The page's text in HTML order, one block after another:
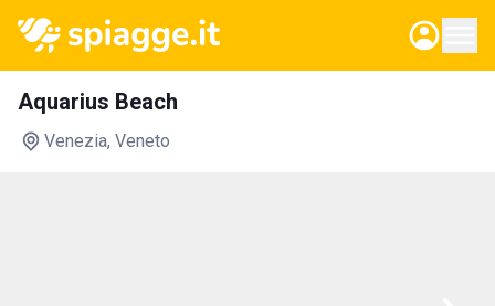
Aquarius Beach
Venezia, Veneto